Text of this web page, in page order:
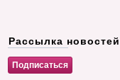
Рассылка новостей